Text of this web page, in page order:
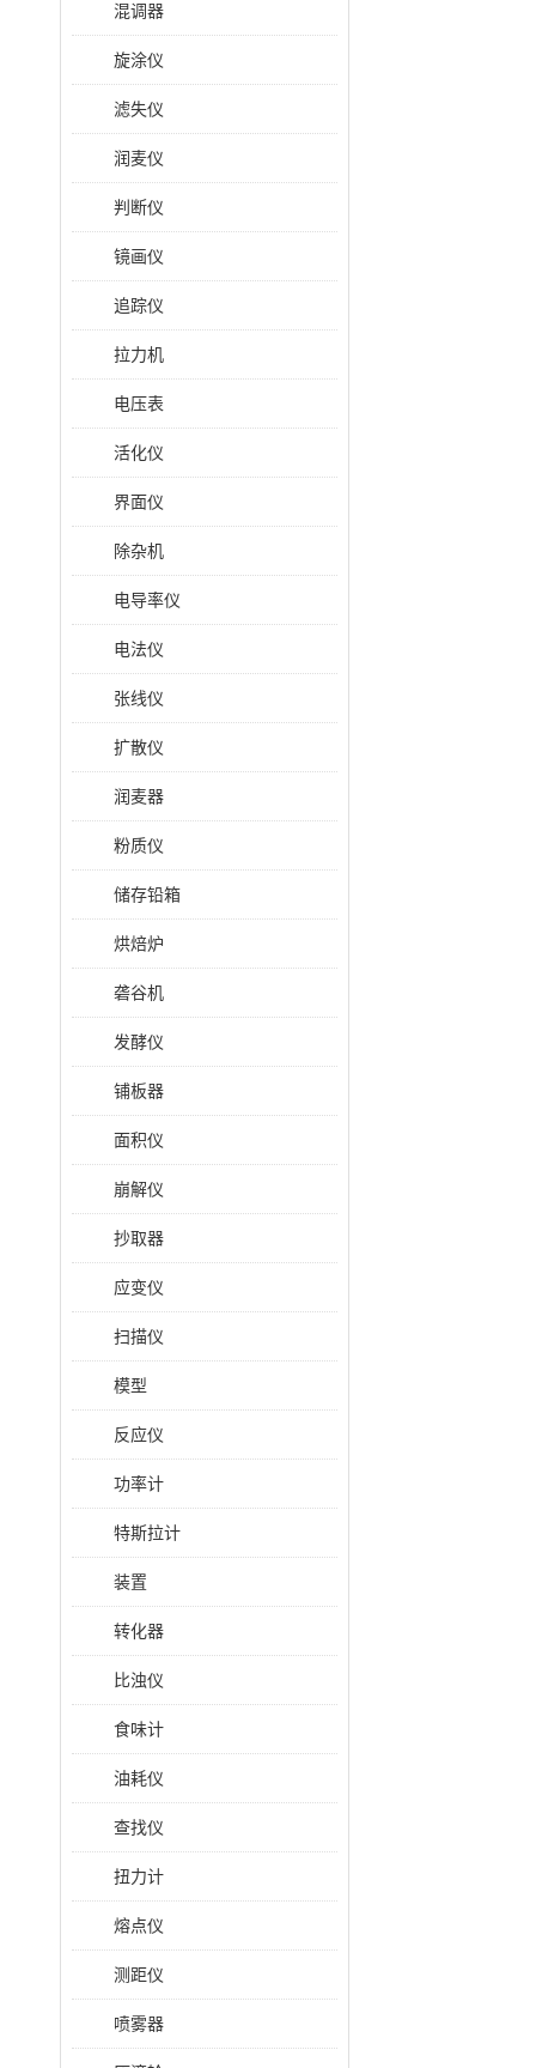
混调器
旋涂仪
滤失仪
润麦仪
判断仪
镜画仪
追踪仪
拉力机
电压表
活化仪
界面仪
除杂机
电导率仪
电法仪
张线仪
扩散仪
润麦器
粉质仪
储存铅箱
烘焙炉
砻谷机
发酵仪
铺板器
面积仪
崩解仪
抄取器
应变仪
扫描仪
模型
反应仪
功率计
特斯拉计
装置
转化器
比浊仪
食味计
油耗仪
查找仪
扭力计
熔点仪
测距仪
喷雾器